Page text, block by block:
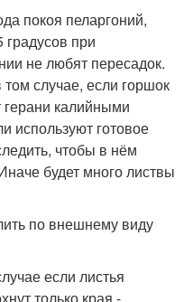
покоя пеларгоний,
градусов при
не любят пересадок.
случае, если горшок
калийными
используют готовое
чтобы в нём
будет много листвы
по внешнему виду
если листья
только края -